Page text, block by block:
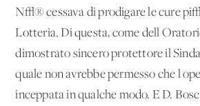
N√® cessava di prodigare le cure
Lotteria. Di questa, come
dimostrato sincero protettore il
quale non avrebbe permesso che
inceppata in qualche modo. E D.